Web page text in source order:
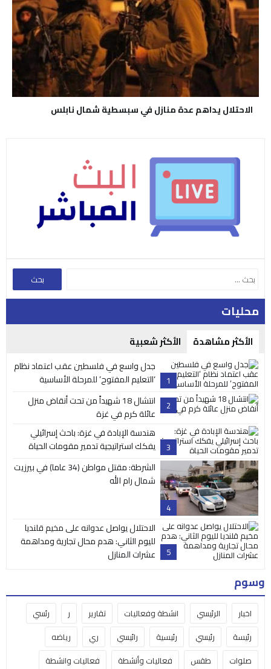
الاحتلال يداهم عدة منازل في سبسطية شمال نابلس
محليات
الأكثر مشاهدة الأكثر شعبية
1
جدل واسع في فلسطين عقب اعتماد نظام
‘التعليم المفتوح’ للمرحلة الأساسية
2
انتشال 18 شهيداً من تحت أنقاض منزل
عائلة كرم في غزة
3
هندسة الإبادة في غزة: باحث إسرائيلي
يفكك استراتيجية تدمير مقومات الحياة
4
الشرطة: مقتل مواطن (34 عاما) في بيرزيت
شمال رام الله
5
الاحتلال يواصل عدوانه على مخيم قلنديا
لليوم الثاني: هدم محال تجارية ومداهمة
عشرات المنازل
وسوم
اخبار الرئيسي انشطة وفعاليات تقارير ر
رئسي
رئيسة
رئيسي رئيسية رائيسي ري
رياضه
صلوات
طقس فعاليات وأنشطة فعاليات وانشطة